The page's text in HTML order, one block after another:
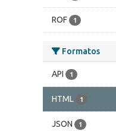
ROF 1
Formatos
API 1
HTML 1
JSON 1